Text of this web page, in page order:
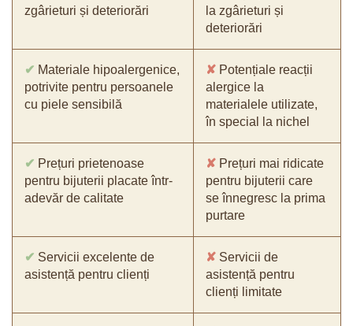
zgârieturi și deteriorări
la zgârieturi și
deteriorări
✔ Materiale hipoalergenice,
potrivite pentru persoanele
cu piele sensibilă
✘ Potențiale reacții
alergice la
materialele utilizate,
în special la nichel
✔ Prețuri prietenoase
pentru bijuterii placate într-
adevăr de calitate
✘ Prețuri mai ridicate
pentru bijuterii care
se înnegresc la prima
purtare
✔ Servicii excelente de
asistență pentru clienți
✘ Servicii de
asistență pentru
clienți limitate